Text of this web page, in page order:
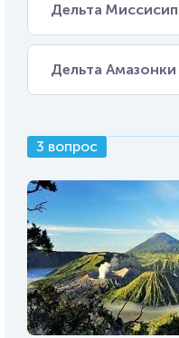
Дельта
Дельта Амазонки
3 вопрос